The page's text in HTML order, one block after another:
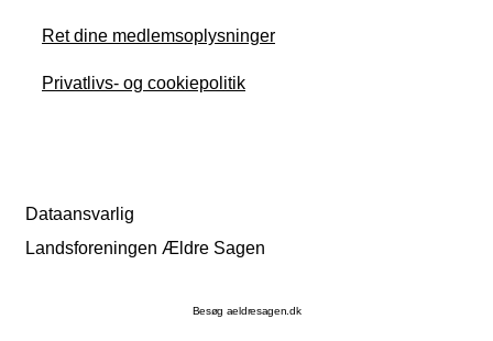
Ret dine medlemsoplysninger
Privatlivs- og cookiepolitik
Dataansvarlig
Landsforeningen Ældre Sagen
Besøg aeldresagen.dk